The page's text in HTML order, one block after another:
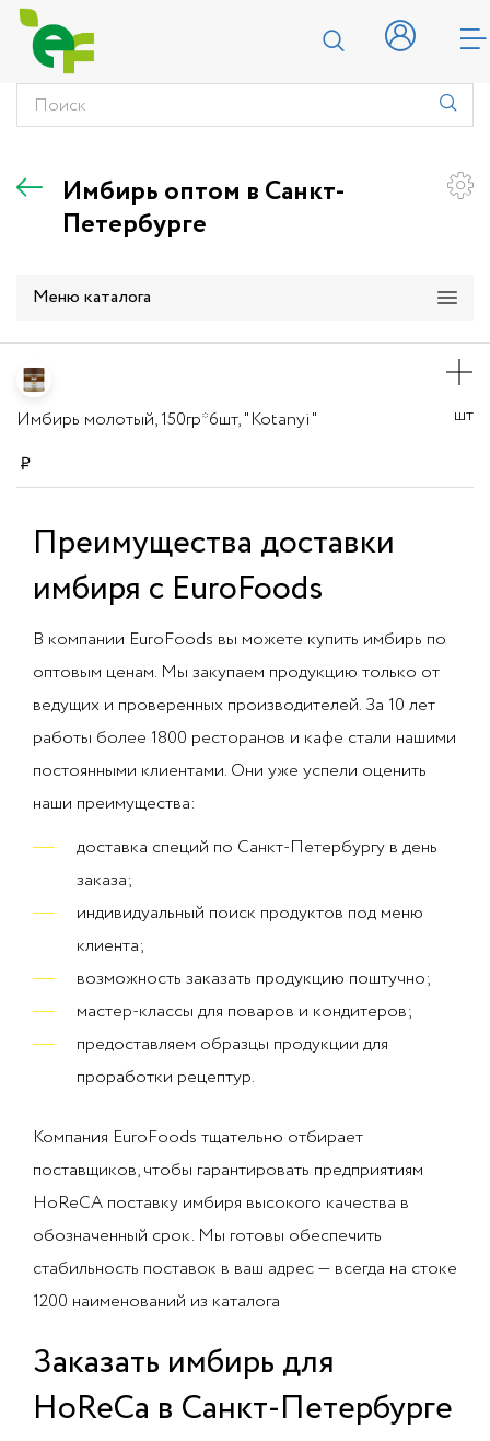
Имбирь оптом в Санкт-
Петербурге
Меню каталога
Имбирь молотый, 150гр*6шт, "Kotanyi" шт
Преимущества доставки
имбиря с EuroFoods
В компании EuroFoods вы можете купить имбирь по
оптовым ценам. Мы закупаем продукцию только от
ведущих и проверенных производителей. За 10 лет
работы более 1800 ресторанов и кафе стали нашими
постоянными клиентами. Они уже успели оценить
наши преимущества:
доставка специй по Санкт-Петербургу в день
заказа;
индивидуальный поиск продуктов под меню
клиента;
возможность заказать продукцию поштучно;
мастер-классы для поваров и кондитеров;
предоставляем образцы продукции для
проработки рецептур.
Компания EuroFoods тщательно отбирает
поставщиков, чтобы гарантировать предприятиям
HoReCA поставку имбиря высокого качества в
обозначенный срок. Мы готовы обеспечить
стабильность поставок в ваш адрес — всегда на стоке
1200 наименований из каталога
Заказать имбирь для
HoReCa в Санкт-Петербурге